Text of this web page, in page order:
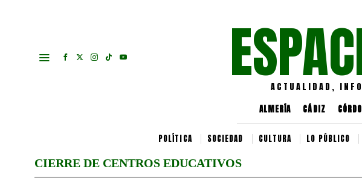
ACTUALIDAD,
ALMERÍA CÁDIZ
POLÍTICA SOCIEDAD CULTURA LO PÚBLICO
CIERRE DE CENTROS EDUCATIVOS